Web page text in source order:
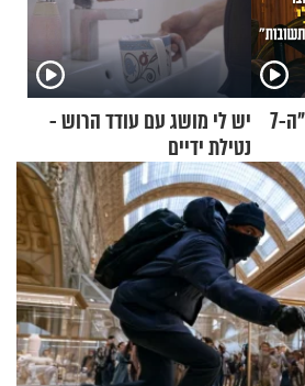
קוד פתוח | דניאל ברגר: "ה-7
יש לי מושג עם עודד הרוש -
נטילת ידיים